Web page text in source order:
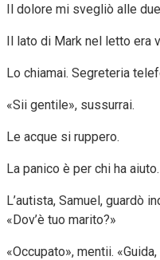
Il dolore mi svegliò alle
Il lato di Mark nel letto era
Lo chiamai. Segreteria
«Sii gentile», sussurrai.
Le acque si ruppero.
La panico è per chi ha
L’autista, Samuel, guardò
«Dov’è tuo marito?»
«Occupato», mentii.